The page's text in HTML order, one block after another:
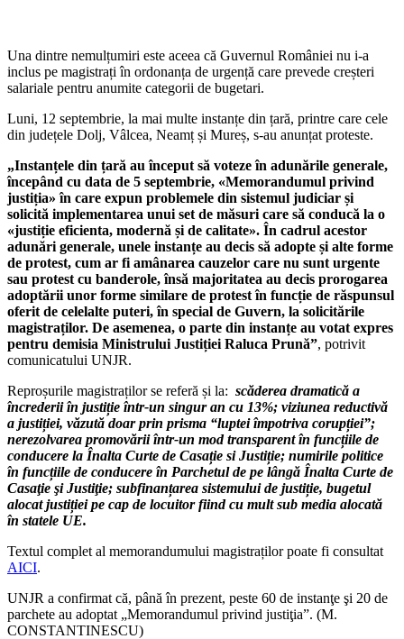
Una dintre nemulțumiri este aceea că Guvernul României nu i-a
inclus pe magistrați în ordonanța de urgență care prevede creșteri
salariale pentru anumite categorii de bugetari.
Luni, 12 septembrie, la mai multe instanțe din țară, printre care cele
din județele Dolj, Vâlcea, Neamț și Mureș, s-au anunțat proteste.
„Instanțele din țară au început să voteze în adunările generale,
începând cu data de 5 septembrie, «Memorandumul privind
justiția» în care expun problemele din sistemul judiciar și
solicită implementarea unui set de măsuri care să conducă la o
«justiție eficienta, modernă și de calitate». În cadrul acestor
adunări generale, unele instanțe au decis să adopte și alte forme
de protest, cum ar fi amânarea cauzelor care nu sunt urgente
sau protest cu banderole, însă majoritatea au decis prorogarea
adoptării unor forme similare de protest în funcție de răspunsul
oferit de celelalte puteri, în special de Guvern, la solicitările
magistraților. De asemenea, o parte din instanțe au votat expres
pentru demisia Ministrului Justiției Raluca Prună”, potrivit
comunicatului UNJR.
Reproșurile magistraților se referă și la: scăderea dramatică a
încrederii în justiție într-un singur an cu 13%; viziunea reductivă
a justiției, văzută doar prin prisma “luptei împotriva corupției”;
nerezolvarea promovării într-un mod transparent în funcțiile de
conducere la Înalta Curte de Casație si Justiție; numirile politice
în funcțiile de conducere în Parchetul de pe lângă Înalta Curte de
Casaţie şi Justiţie; subfinanțarea sistemului de justiție, bugetul
alocat justiției pe cap de locuitor fiind cu mult sub media alocată
în statele UE.
Textul complet al memorandumului magistraților poate fi consultat
AICI.
UNJR a confirmat că, până în prezent, peste 60 de instanţe şi 20 de
parchete au adoptat „Memorandumul privind justiţia”. (M.
CONSTANTINESCU)